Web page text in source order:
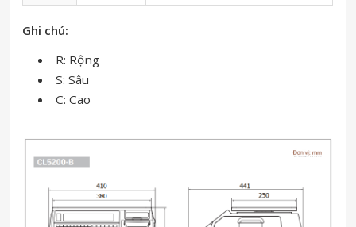
Ghi chú:
R: Rộng
S: Sâu
C: Cao